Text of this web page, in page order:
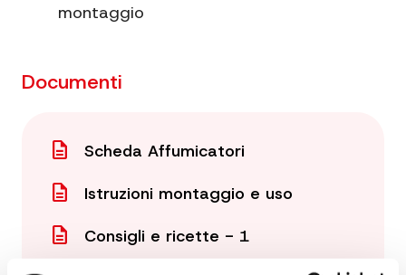
montaggio
Documenti
description Scheda Affumicatori
description Istruzioni montaggio e uso
description Consigli e ricette - 1